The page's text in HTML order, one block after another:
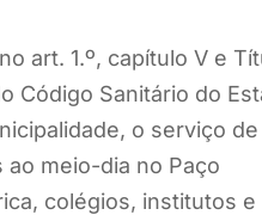
art. 1.º, capítulo V e
Código Sanitário do
o serviço de
meio-dia no Paço
colégios, institutos e